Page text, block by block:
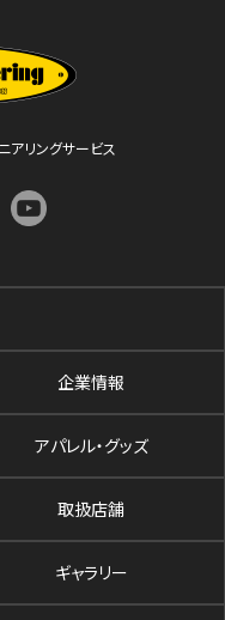
アリングサービス
企業情報
アパレル・グッズ
取扱店舗
ギャラリー